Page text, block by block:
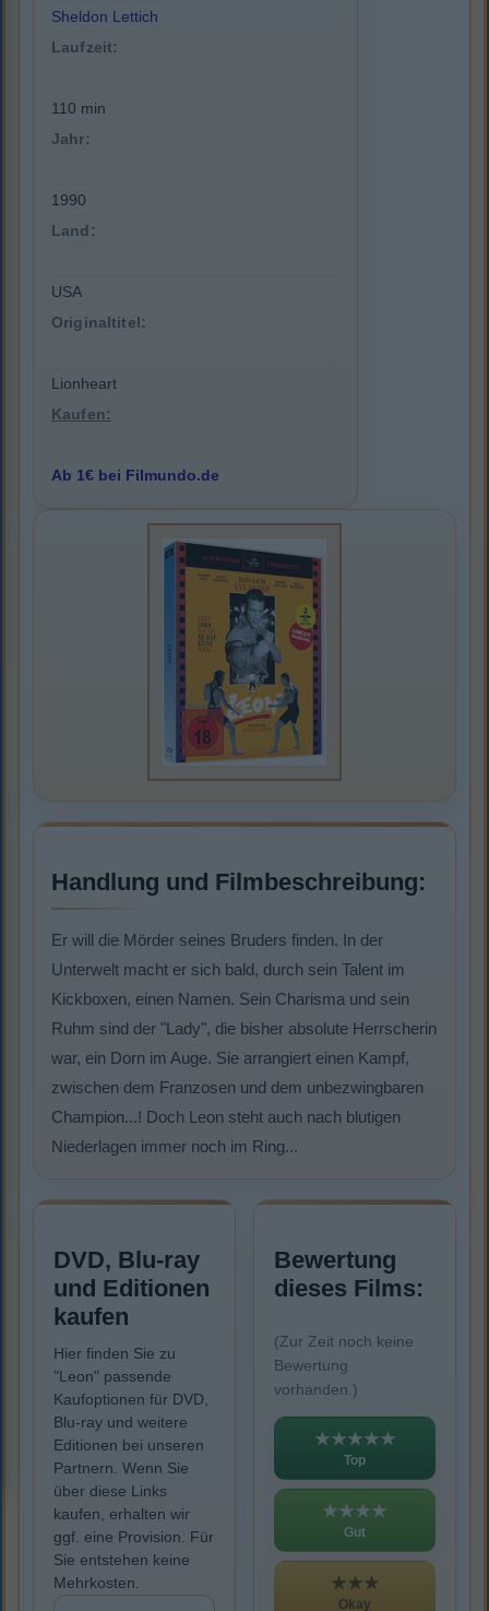
Sheldon Lettich
Laufzeit:
110 min
Jahr:
1990
Land:
USA
Originaltitel:
Lionheart
Kaufen:
Ab 1€ bei Filmundo.de
Handlung und Filmbeschreibung:
Er will die Mörder seines Bruders finden. In der
Unterwelt macht er sich bald, durch sein Talent im
Kickboxen, einen Namen. Sein Charisma und sein
Ruhm sind der "Lady", die bisher absolute Herrscherin
war, ein Dorn im Auge. Sie arrangiert einen Kampf,
zwischen dem Franzosen und dem unbezwingbaren
Champion...! Doch Leon steht auch nach blutigen
Niederlagen immer noch im Ring...
DVD, Blu-ray
und Editionen
kaufen
Hier finden Sie zu
"Leon" passende
Kaufoptionen für DVD,
Blu-ray und weitere
Editionen bei unseren
Partnern. Wenn Sie
über diese Links
kaufen, erhalten wir
ggf. eine Provision. Für
Sie entstehen keine
Mehrkosten.
Bewertung
dieses Films:
(Zur Zeit noch keine
Bewertung
vorhanden.)
★★★★★
Top
★★★★
Gut
★★★
Okay